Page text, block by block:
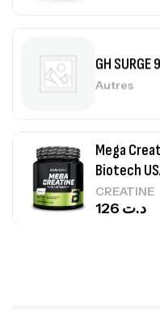
GH SURGE
Autres
Mega
Biotech
CREATINE
د.ت